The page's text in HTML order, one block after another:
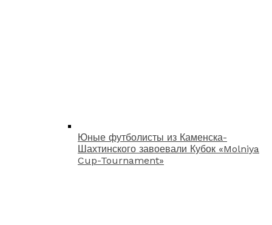
Юные футболисты из Каменска-
Шахтинского завоевали Кубок «Molniya
Cup-Tournament»